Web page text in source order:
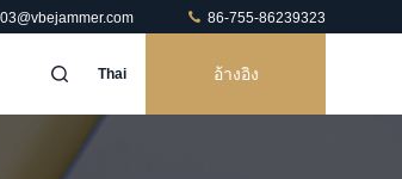
86-755-86239323
Thai อ้างอิง